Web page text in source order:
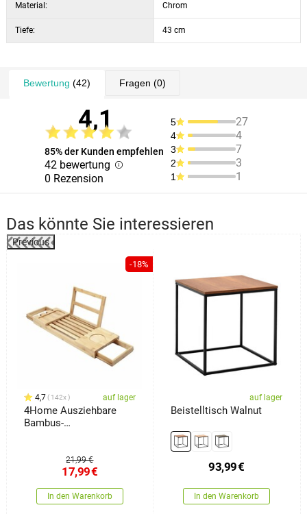
Material: Chrom
Tiefe: 43 cm
Bewertung (42) Fragen (0)
4,1
85% der Kunden empfehlen
42 bewertung
0 Rezension
5 27
4 4
3 7
2 3
1 1
Das könnte Sie interessieren
Previous
-18%
4,7 142x auf lager
4Home Ausziehbare
Bambus-
21,99 €
17,99€
In den Warenkorb
auf lager
Beistelltisch Walnut
93,99€
In den Warenkorb